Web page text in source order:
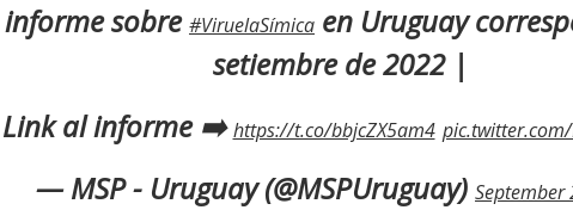
sobre #ViruelaSímica en Uruguay
setiembre de 2022 |
Link al informe ➡️https://t.co/bbjcZX5am4
— MSP - Uruguay (@MSPUruguay) September